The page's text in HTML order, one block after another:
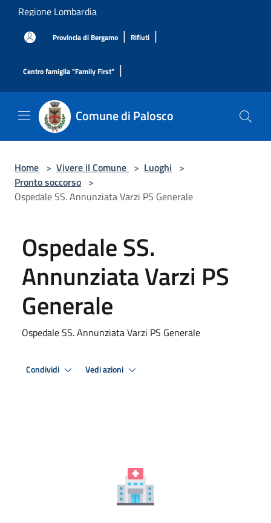
Salta al contenuto principale
Regione Lombardia
Provincia di Bergamo | Rifiuti |
Centro famiglia "Family First" |
Comune di Palosco
Home > Vivere il Comune > Luoghi >
Pronto soccorso >
Ospedale SS. Annunziata Varzi PS Generale
Ospedale SS.
Annunziata Varzi PS
Generale
Ospedale SS. Annunziata Varzi PS Generale
Condividi Vedi azioni